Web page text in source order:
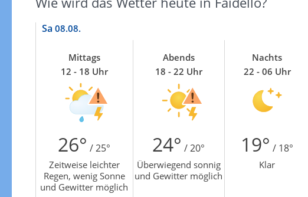
Sa 08.08.
Mittags
12 - 18 Uhr
Abends
18 - 22 Uhr
Nachts
22 - 06 Uhr
26° / 25° 24° / 20° 19° / 18°
Zeitweise leichter
Regen, wenig Sonne
und Gewitter möglich
Überwiegend sonnig
und Gewitter möglich
Klar